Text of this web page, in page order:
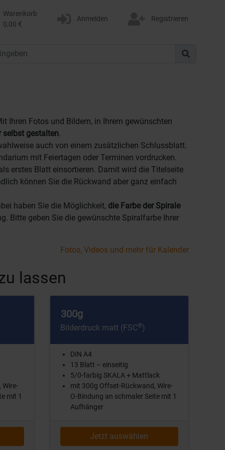
Warenkorb
0,00 €
Anmelden Registrieren
Ihren Fotos und Bildern, in Ihrem gewünschten
selbst gestalten.
auch von einem zusätzlichen Schlussblatt.
mit Feiertagen oder Terminen vordrucken.
erstes Blatt einsortieren. Damit wird die Titelseite
können Sie die Rückwand aber ganz einfach
haben Sie die Möglichkeit, die Farbe der Spirale
Bitte geben Sie die gewünschte Spiralfarbe Ihrer
Fotos, Videos und mehr für Kalender
lassen
Wire-
mit 1
300g
Bilderdruck matt (FSC®)
DIN A4
13 Blatt – einseitig
5/0-farbig SKALA + Mattlack
mit 300g Offset-Rückwand, Wire-
O-Bindung an schmaler Seite mit 1
Aufhänger
Jetzt auswählen